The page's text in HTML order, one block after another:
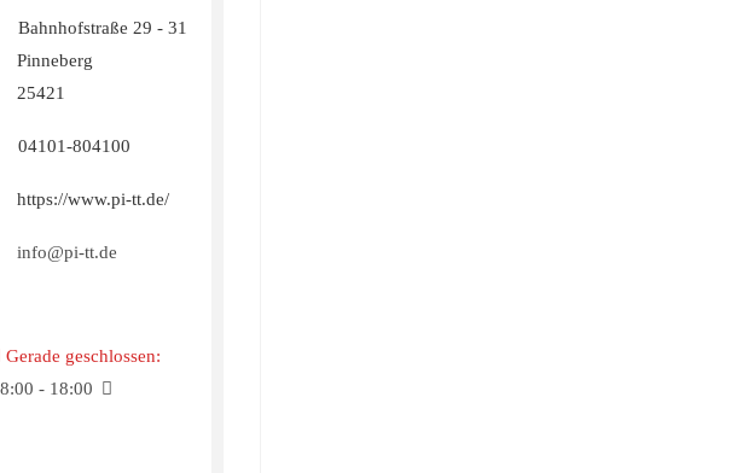
Bahnhofstraße 29 - 31
Pinneberg
25421
04101-804100
https://www.pi-tt.de/
info@pi-tt.de
Gerade geschlossen:
- 18:00